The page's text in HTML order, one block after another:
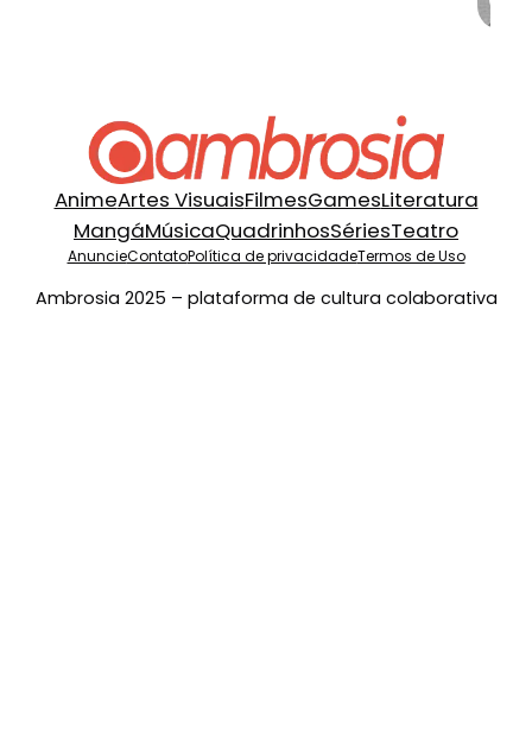
AnimeArtes VisuaisFilmesGamesLiteratura
MangáMúsicaQuadrinhosSériesTeatro
AnuncieContatoPolítica de privacidadeTermos de Uso
Ambrosia 2025 – plataforma de cultura colaborativa